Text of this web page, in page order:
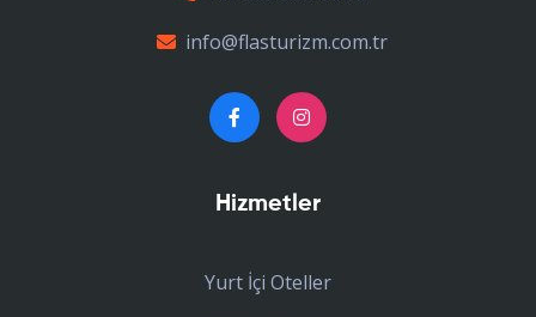
info@flasturizm.com.tr
Hizmetler
Yurt İçi Oteller